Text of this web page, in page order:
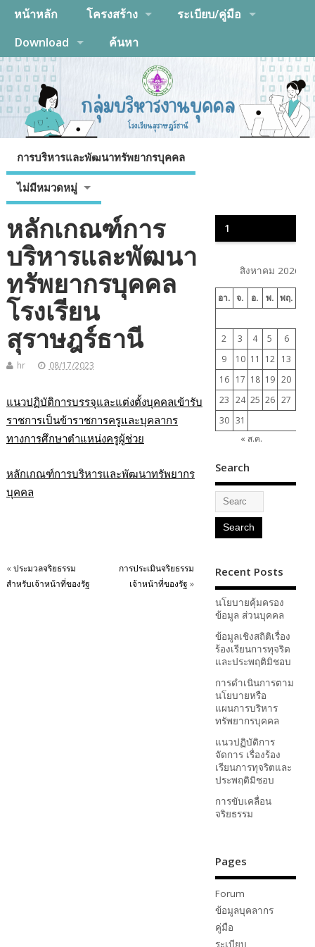
หน้าหลัก โครงสร้าง
ระเบียบ/คู่มือ
Download
ค้นหา
การบริหารและพัฒนาทรัพยากรบุคคล
ไม่มีหมวดหมู่
หลักเกณฑ์การ
บริหารและพัฒนา
ทรัพยากรบุคคล
โรงเรียน
สุราษฎร์ธานี
hr 08/17/2023
แนวปฏิบัติการบรรจุและแต่งตั้งบุคคลเข้ารับ
ราชการเป็นข้าราชการครูและบุคลากร
ทางการศึกษาตำแหน่งครูผู้ช่วย
หลักเกณฑ์การบริหารและพัฒนาทรัพยากร
บุคคล
« ประมวลจริยธรรม
สำหรับเจ้าหน้าที่ของรัฐ
การประเมินจริยธรรม
เจ้าหน้าที่ของรัฐ »
1
สิงหาคม 2026
อา. จ. อ. พ. พฤ.
2 3 4 5 6
9
10 11 12 13
16
17 18 19 20
23 24 25 26 27
30 31
« ส.ค.
Search
Recent Posts
นโยบายคุ้มครอง
ข้อมูล ส่วนบุคคล
ข้อมูลเชิงสถิติเรื่อง
ร้องเรียนการทุจริต
และประพฤติมิชอบ
การดำเนินการตาม
นโยบายหรือ
แผนการบริหาร
ทรัพยากรบุคคล
แนวปฏิบัติการ
จัดการ เรื่องร้อง
เรียนการทุจริตและ
ประพฤติมิชอบ
การขับเคลื่อน
จริยธรรม
Pages
Forum
ข้อมูลบุคลากร
คู่มือ
ระเบียบ